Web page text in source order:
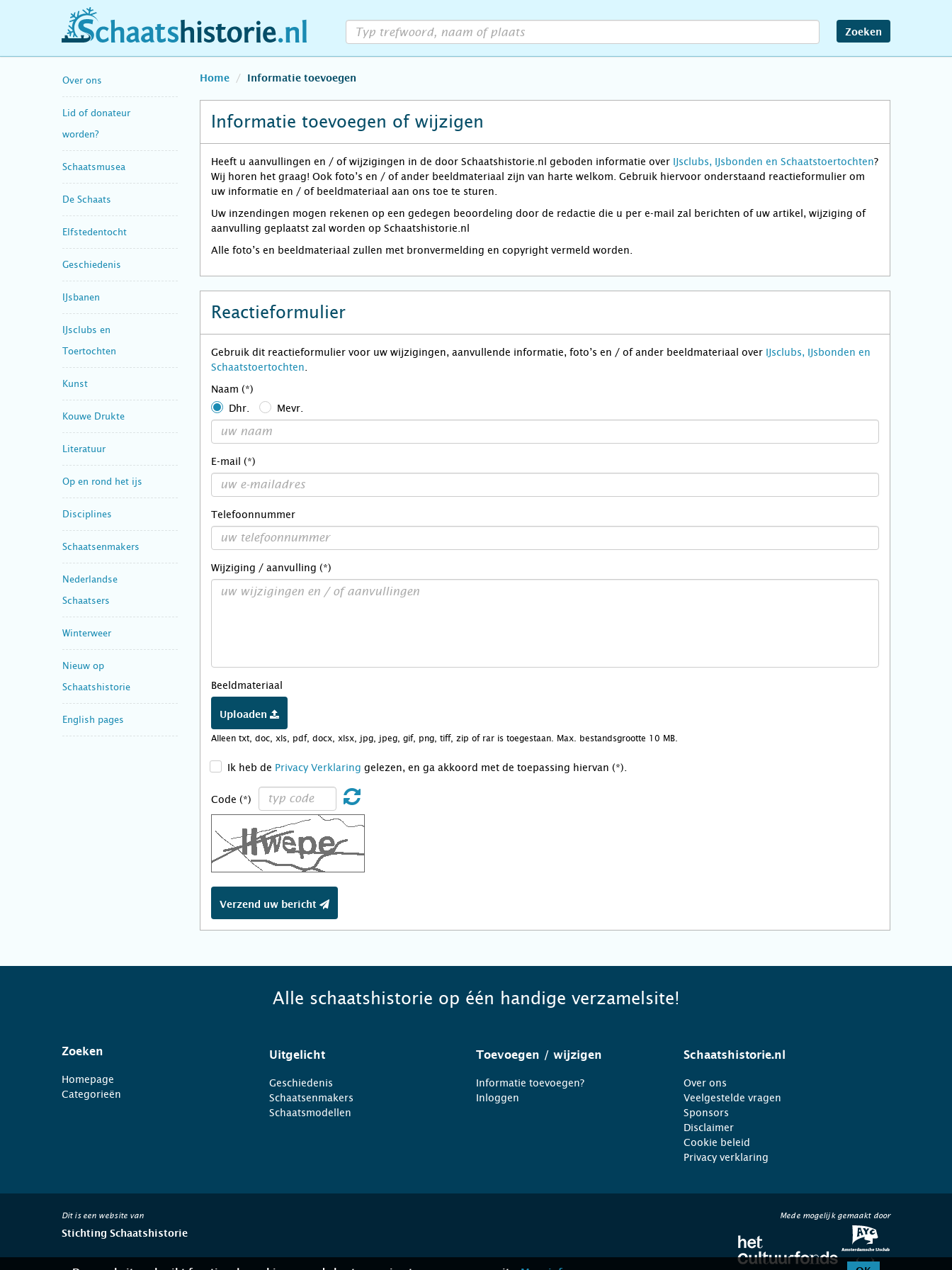
schaatshistorie.nl Zoeken
Over ons
Lid of donateur
worden?
Schaatsmusea
De Schaats
Elfstedentocht
Geschiedenis
IJsbanen
IJsclubs en
Toertochten
Kunst
Kouwe Drukte
Literatuur
Op en rond het ijs
Disciplines
Schaatsenmakers
Nederlandse
Schaatsers
Winterweer
Nieuw op
Schaatshistorie
English pages
Home Informatie toevoegen
Informatie toevoegen of wijzigen
Heeft u aanvullingen en / of wijzigingen in de door Schaatshistorie.nl geboden informatie over IJsclubs, IJsbonden en Schaatstoertochten?
Wij horen het graag! Ook foto’s en / of ander beeldmateriaal zijn van harte welkom. Gebruik hiervoor onderstaand reactieformulier om
uw informatie en / of beeldmateriaal aan ons toe te sturen.
Uw inzendingen mogen rekenen op een gedegen beoordeling door de redactie die u per e-mail zal berichten of uw artikel, wijziging of
aanvulling geplaatst zal worden op Schaatshistorie.nl
Alle foto’s en beeldmateriaal zullen met bronvermelding en copyright vermeld worden.
Reactieformulier
Gebruik dit reactieformulier voor uw wijzigingen, aanvullende informatie, foto’s en / of ander beeldmateriaal over IJsclubs, IJsbonden en
Schaatstoertochten
Naam (*)
Dhr.
Mevr.
E-mail (*)
Telefoonnummer
Wijziging / aanvulling (*)
Beeldmateriaal
Uploaden
Alleen txt, doc, xls, pdf, docx, xlsx, jpg, jpeg, gif, png, tiff, zip of rar is toegestaan. Max. bestandsgrootte 10 MB.
Ik heb de Privacy Verklaring gelezen, en ga akkoord met de toepassing hiervan (*).
Code (*)
Verzend uw bericht
Alle schaatshistorie op één handige verzamelsite!
Zoeken
Homepage
Categorieën
Uitgelicht
Geschiedenis
Schaatsenmakers
Schaatsmodellen
Toevoegen / wijzigen
Informatie toevoegen?
Inloggen
Schaatshistorie.nl
Over ons
Veelgestelde vragen
Sponsors
Disclaimer
Cookie beleid
Privacy verklaring
Dit is een website van
Stichting Schaatshistorie
Mede mogelijk gemaakt door